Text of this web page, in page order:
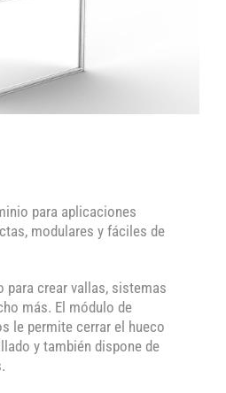
para aplicaciones
modulares y fáciles de
para crear vallas, sistemas
más. El módulo de
le permite cerrar el hueco
y también dispone de